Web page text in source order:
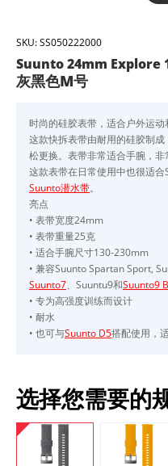
SKU:SS050222000
Suunto 24mm Explore
灰黑色M号
时尚的硅胶表带，适合户外运动
这款快拆表带由耐用的硅胶制
松更换。表带非常适合手腕，非
这款表带在日常使用中也很适
Suunto潜水带。
亮点
• 表带宽度24mm
• 表带重量25克
• 适合手腕尺寸130-230mm
• 兼容Suunto Spartan Sport,
Suunto7、Suuntu9和Suunto9
• 专为高强度训练而设计
• 耐水
• 也可与Suunto D5搭配使用，
选择您需要的